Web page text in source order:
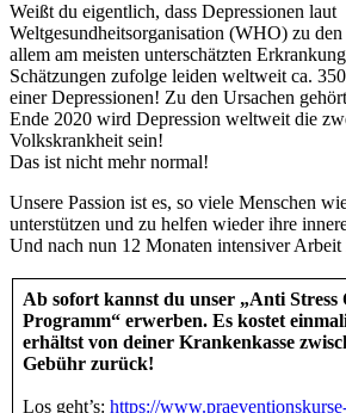
Weißt du eigentlich, dass Depressionen laut
Weltgesundheitsorganisation (WHO) zu
allem am meisten unterschätzten
Schätzungen zufolge leiden weltweit ca.
einer Depressionen! Zu den Ursachen
Ende 2020 wird Depression weltweit die
Volkskrankheit sein!
Das ist nicht mehr normal!
Unsere Passion ist es, so viele Menschen
unterstützen und zu helfen wieder ihre
Und nach nun 12 Monaten intensiver Arbeit
Ab sofort kannst du unser „Anti Stress
Programm“ erwerben. Es kostet
erhältst von deiner Krankenkasse
Gebühr zurück!
Los geht’s: https://